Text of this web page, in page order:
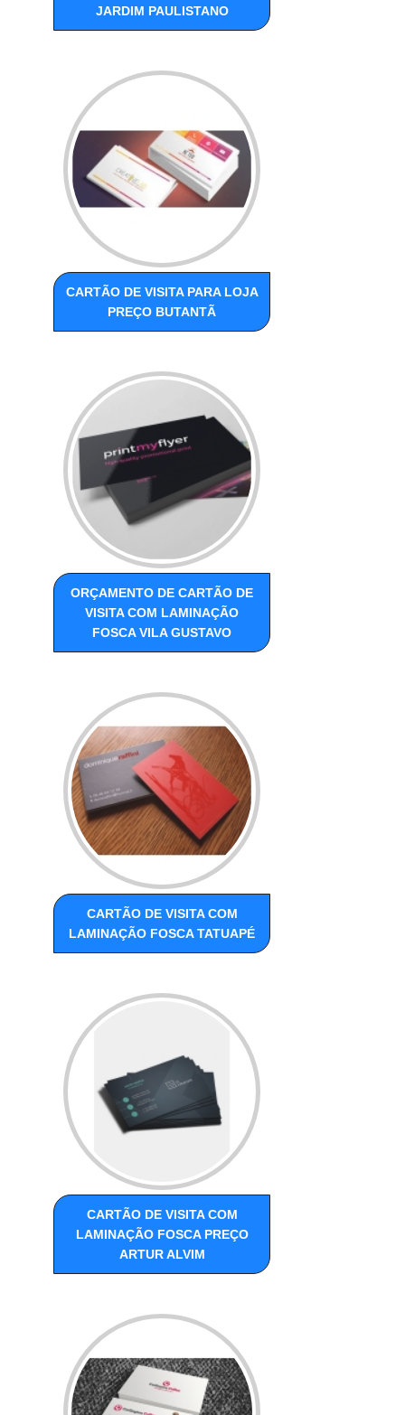
JARDIM PAULISTANO
CARTÃO DE VISITA PARA LOJA
PREÇO BUTANTÃ
ORÇAMENTO DE CARTÃO DE
VISITA COM LAMINAÇÃO
FOSCA VILA GUSTAVO
CARTÃO DE VISITA COM
LAMINAÇÃO FOSCA TATUAPÉ
CARTÃO DE VISITA COM
LAMINAÇÃO FOSCA PREÇO
ARTUR ALVIM